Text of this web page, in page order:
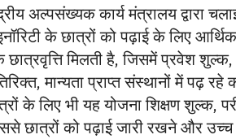
अल्पसंख्यक कार्य मंत्रालय द्वारा
के छात्रों को पढ़ाई के लिए
मिलती है, जिसमें प्रवेश
मान्यता प्राप्त संस्थानों में पढ़
के लिए भी यह योजना शिक्षण शुल्क,
छात्रों को पढ़ाई जारी रखने और उच्च